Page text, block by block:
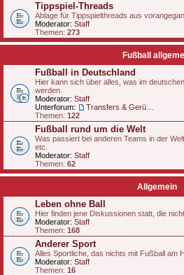
Tippspiel-Threads
Ablage für Tippspielthreads aus
Moderator: Staff
Themen: 273
Fußball
Fußball in Deutschland
Hier kann sich über alles, was im
werden.
Moderator: Staff
Unterforum:
Themen: 122
Fußball rund um die Welt
Was passiert bei anderen Teams in der
etc.
Moderator: Staff
Themen: 62
Allgemein
Leben ohne Ball
Hier finden jene Diskussionen statt, die
Moderator: Staff
Themen: 168
Anderer Sport
Alles Sportliche, das nichts mit Fußball am
Moderator: Staff
Themen: 16